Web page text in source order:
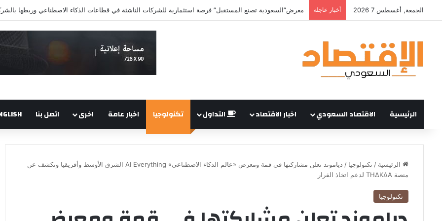
الجمعة, أغسطس 7 2026 أخبار عاجلة
الرئيسية الاقتصاد السعودي اخبار الاقتصاد التداول تكنولوجيا اخبار عامة اخرى اتصل بنا
الرئيسية / تكنولوجيا /
دياموند تعلن مشاركتها في قمة ومعرض «عالم الذكاء الاصطناعي» AI Everything الشرق الأوسط وأفريقيا وتكشف عن
منصة THΔKΔA لدعم اتخاذ القرار
تكنولوجيا